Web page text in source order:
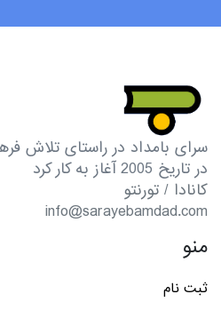
سرای بامداد در راستای تلاش
در تاریخ 2005 آغاز به کار کرد
کانادا / تورنتو
info@sarayebamdad.com
منو
ثبت نام